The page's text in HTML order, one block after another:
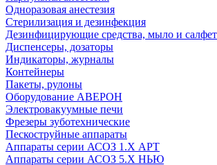
Одноразовая анестезия
Стерилизация и дезинфекция
Дезинфицирующие средства, мыло и
Диспенсеры, дозаторы
Индикаторы, журналы
Контейнеры
Пакеты, рулоны
Оборудование АВЕРОН
Электровакуумные печи
Фрезеры зуботехнические
Пескоструйные аппараты
Аппараты серии АСОЗ 1.Х АРТ
Аппараты серии АСОЗ 5.Х НЬЮ